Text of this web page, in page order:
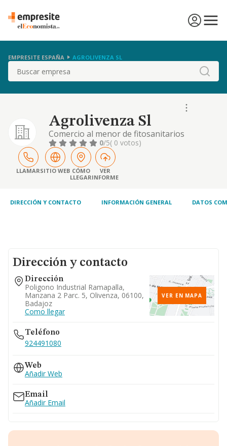
EMPRESITE ESPAÑA AGROLIVENZA SL
Buscar
Agrolivenza Sl
Comercio al menor de fitosanitarios
0/5( 0 votos)
LLAMARSITIO WEB CÓMO
LLEGAR
VER
INFORME
DIRECCIÓN Y CONTACTO INFORMACIÓN GENERAL DATOS
Dirección y contacto
Dirección
Poligono Industrial Ramapalla,
Manzana 2 Parc. 5, Olivenza, 06100,
Badajoz
Como llegar
VER EN MAPA
Teléfono
924491080
Web
Añadir Web
Email
Añadir Email